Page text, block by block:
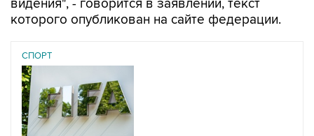
СПОРТ
02 августа 2026